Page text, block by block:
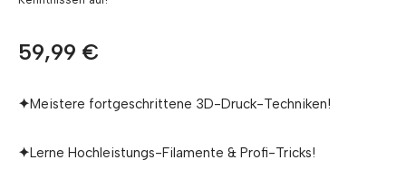
59,99 €
✦Meistere fortgeschrittene 3D-Druck-Techniken!
✦Lerne Hochleistungs-Filamente & Profi-Tricks!